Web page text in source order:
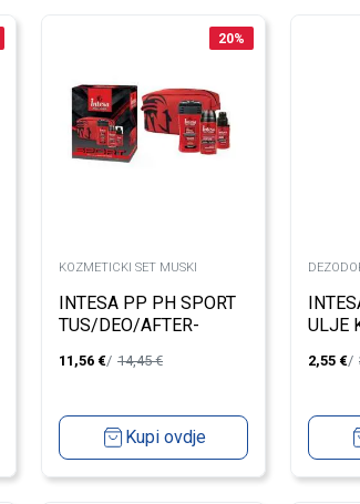
20%
KOZMETICKI SET MUSKI
INTESA PP PH SPORT
TUS/DEO/AFTER-
11,56 € 14,45€
Kupi ovdje
ULJE
2,55 €